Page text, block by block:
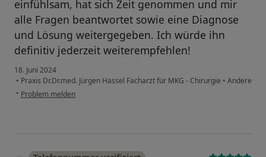
einfühlsam, hat sich Zeit genommen und mir
alle Fragen beantwortet sowie eine Diagnose
und Lösung weitergegeben. Ich würde ihn
definitiv jederzeit weiterempfehlen!
18. Juni 2024
• Praxis Dr.Dr.med. Jürgen Hassel Facharzt für MKG - Chirurgie • Andere
• Problem melden